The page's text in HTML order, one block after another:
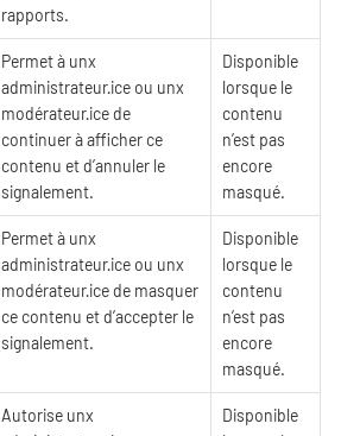
rapports.
Permet à unx
administrateur·ice ou unx
modérateur·ice de
continuer à afficher ce
contenu et d’annuler le
signalement.
Disponible
lorsque le
contenu
n’est pas
encore
masqué.
Permet à unx
administrateur·ice ou unx
modérateur·ice de masquer
ce contenu et d’accepter le
signalement.
Disponible
lorsque le
contenu
n’est pas
encore
masqué.
Autorise unx
Disponible